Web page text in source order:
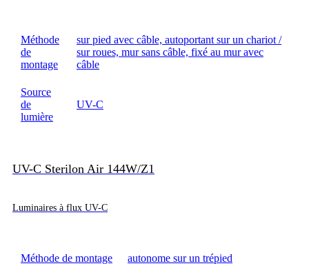
Méthode
de
montage
sur pied avec câble, autoportant sur un chariot /
sur roues, mur sans câble, fixé au mur avec
câble
Source
de
lumière
UV-C
UV-C Sterilon Air 144W/Z1
Luminaires à flux UV-C
Méthode de montage autonome sur un trépied